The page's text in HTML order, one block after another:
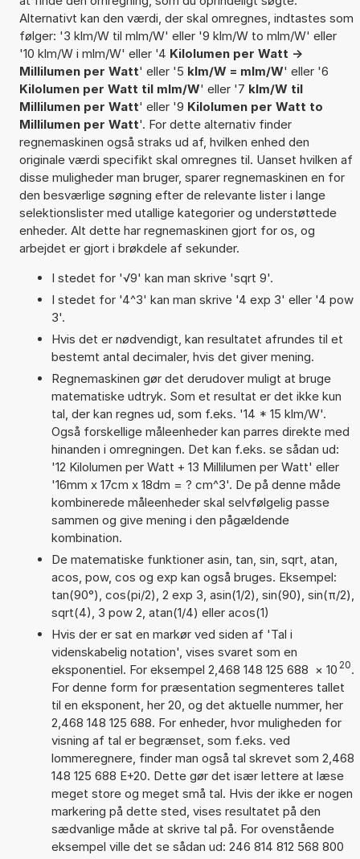
Alternativt kan den værdi, der skal omregnes, indtastes som
følger: '3 klm/W til mlm/W' eller '9 klm/W to mlm/W' eller
'10 klm/W i mlm/W' eller '4 Kilolumen per Watt ->
Millilumen per Watt' eller '5 klm/W = mlm/W' eller '6
Kilolumen per Watt til mlm/W' eller '7 klm/W til
Millilumen per Watt' eller '9 Kilolumen per Watt to
Millilumen per Watt'. For dette alternativ finder
regnemaskinen også straks ud af, hvilken enhed den
originale værdi specifikt skal omregnes til. Uanset hvilken af
disse muligheder man bruger, sparer regnemaskinen en for
den besværlige søgning efter de relevante lister i lange
selektionslister med utallige kategorier og understøttede
enheder. Alt dette har regnemaskinen gjort for os, og
arbejdet er gjort i brøkdele af sekunder.
I stedet for '√9' kan man skrive 'sqrt 9'.
I stedet for '4^3' kan man skrive '4 exp 3' eller '4 pow
3'.
Hvis det er nødvendigt, kan resultatet afrundes til et
bestemt antal decimaler, hvis det giver mening.
Regnemaskinen gør det derudover muligt at bruge
matematiske udtryk. Som et resultat er det ikke kun
tal, der kan regnes ud, som f.eks. '14 * 15 klm/W'.
Også forskellige måleenheder kan parres direkte med
hinanden i omregningen. Det kan f.eks. se sådan ud:
'12 Kilolumen per Watt + 13 Millilumen per Watt' eller
'16mm x 17cm x 18dm = ? cm^3'. De på denne måde
kombinerede måleenheder skal selvfølgelig passe
sammen og give mening i den pågældende
kombination.
De matematiske funktioner asin, tan, sin, sqrt, atan,
acos, pow, cos og exp kan også bruges. Eksempel:
tan(90°), cos(pi/2), 2 exp 3, asin(1/2), sin(90), sin(π/2),
sqrt(4), 3 pow 2, atan(1/4) eller acos(1)
Hvis der er sat en markør ved siden af 'Tal i
videnskabelig notation', vises svaret som en
eksponentiel. For eksempel 2,468 148 125 688 × 10 20.
For denne form for præsentation segmenteres tallet
til en eksponent, her 20, og det aktuelle nummer, her
2,468 148 125 688. For enheder, hvor muligheden for
visning af tal er begrænset, som f.eks. ved
lommeregnere, finder man også tal skrevet som 2,468
148 125 688 E+20. Dette gør det især lettere at læse
meget store og meget små tal. Hvis der ikke er nogen
markering på dette sted, vises resultatet på den
sædvanlige måde at skrive tal på. For ovenstående
eksempel ville det se sådan ud: 246 814 812 568 800